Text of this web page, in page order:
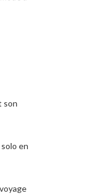
son
en